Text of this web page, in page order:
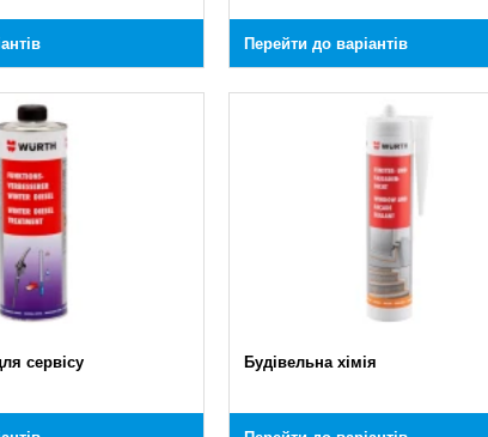
Перейти до варіантів
сервісу Будівельна хімія